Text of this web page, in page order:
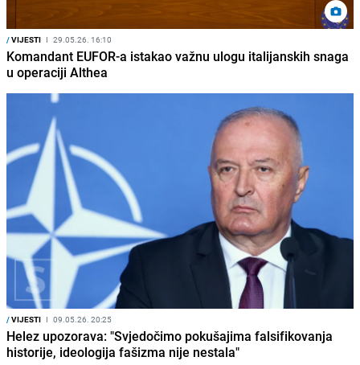
/VIJESTI I 29.05.26. 16:10
Komandant EUFOR-a istakao važnu ulogu italijanskih snaga
u operaciji Althea
/VIJESTI I 09.05.26. 20:25
Helez upozorava: "Svjedočimo pokušajima falsifikovanja
historije, ideologija fašizma nije nestala"